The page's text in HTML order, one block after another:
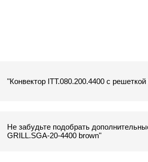
"Конвектор ITT.080.200.4400 с
Не забудьте подобрать
GRILL.SGA-20-4400 brown"